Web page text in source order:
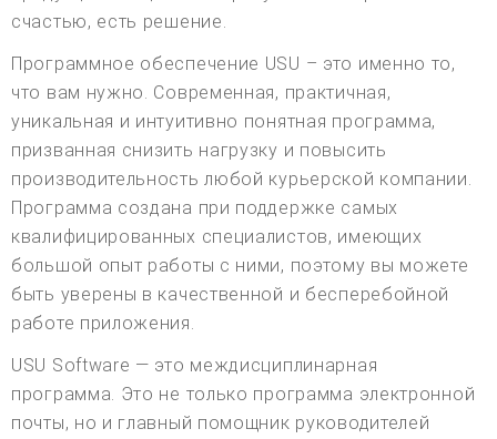
счастью, есть решение.
Программное обеспечение USU – это именно то,
что вам нужно. Современная, практичная,
уникальная и интуитивно понятная программа,
призванная снизить нагрузку и повысить
производительность любой курьерской компании.
Программа создана при поддержке самых
квалифицированных специалистов, имеющих
большой опыт работы с ними, поэтому вы можете
быть уверены в качественной и бесперебойной
работе приложения.
USU Software — это междисциплинарная
программа. Это не только программа электронной
почты, но и главный помощник руководителей